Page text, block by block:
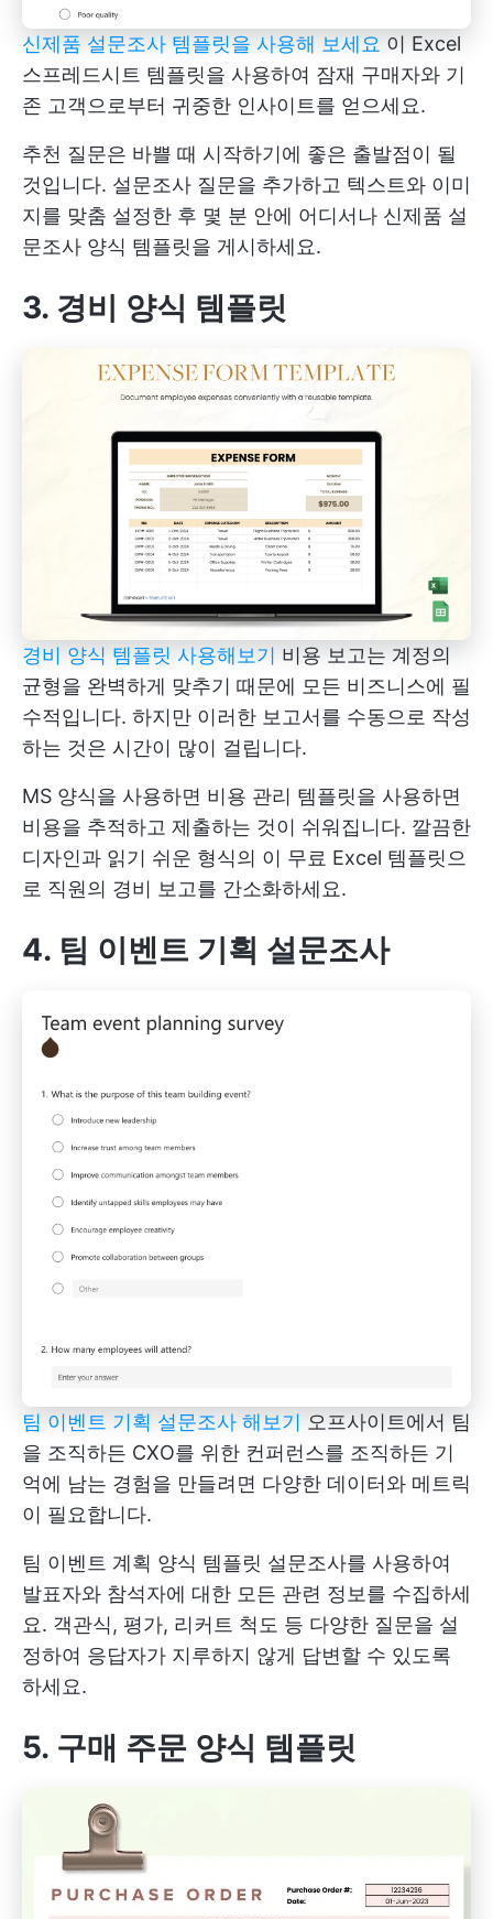
신제품 설문조사 템플릿을 사용해 보세요 이 Excel
스프레드시트 템플릿을 사용하여 잠재 구매자와 기
존 고객으로부터 귀중한 인사이트를 얻으세요.
추천 질문은 바쁠 때 시작하기에 좋은 출발점이 될
것입니다. 설문조사 질문을 추가하고 텍스트와 이미
지를 맞춤 설정한 후 몇 분 안에 어디서나 신제품 설
문조사 양식 템플릿을 게시하세요.
3. 경비 양식 템플릿
경비 양식 템플릿 사용해보기 비용 보고는 계정의
균형을 완벽하게 맞추기 때문에 모든 비즈니스에 필
수적입니다. 하지만 이러한 보고서를 수동으로 작성
하는 것은 시간이 많이 걸립니다.
MS 양식을 사용하면 비용 관리 템플릿을 사용하면
비용을 추적하고 제출하는 것이 쉬워집니다. 깔끔한
디자인과 읽기 쉬운 형식의 이 무료 Excel 템플릿으
로 직원의 경비 보고를 간소화하세요.
4. 팀 이벤트 기획 설문조사
팀 이벤트 기획 설문조사 해보기 오프사이트에서 팀
을 조직하든 CXO를 위한 컨퍼런스를 조직하든 기
억에 남는 경험을 만들려면 다양한 데이터와 메트릭
이 필요합니다.
팀 이벤트 계획 양식 템플릿 설문조사를 사용하여
발표자와 참석자에 대한 모든 관련 정보를 수집하세
요. 객관식, 평가, 리커트 척도 등 다양한 질문을 설
정하여 응답자가 지루하지 않게 답변할 수 있도록
하세요.
5. 구매 주문 양식 템플릿